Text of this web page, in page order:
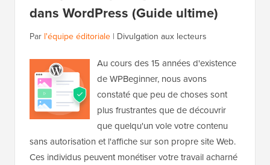
dans WordPress (Guide ultime)
Par l'équipe éditoriale | Divulgation aux lecteurs
Au cours des 15 années d'existence
de WPBeginner, nous avons
constaté que peu de choses sont
plus frustrantes que de découvrir
que quelqu'un vole votre contenu
sans autorisation et l'affiche sur son propre site Web.
Ces individus peuvent monétiser votre travail acharné